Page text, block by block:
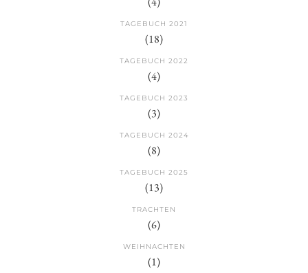
TAGEBUCH 2021
(18)
TAGEBUCH 2022
(4)
TAGEBUCH 2023
(3)
TAGEBUCH 2024
(8)
TAGEBUCH 2025
(13)
TRACHTEN
(6)
WEIHNACHTEN
(1)